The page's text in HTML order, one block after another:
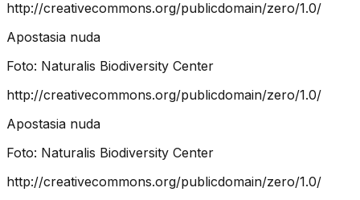
http://creativecommons.org/publicdomain/zero/1.0/
Apostasia nuda
Foto: Naturalis Biodiversity Center
http://creativecommons.org/publicdomain/zero/1.0/
Apostasia nuda
Foto: Naturalis Biodiversity Center
http://creativecommons.org/publicdomain/zero/1.0/